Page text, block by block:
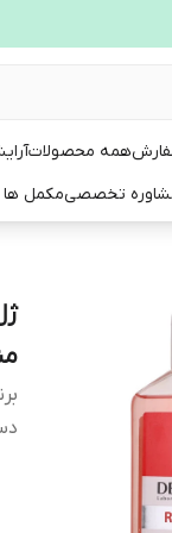
همه محصولات
مشاوره تخصصیمکمل ها